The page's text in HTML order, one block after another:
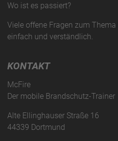
KONTAKT
McFire
Der mobile Brandschutz-Trainer
Alte Ellinghauser Straße 16
44339 Dortmund
Wo ist es passiert?
Viele offene Fragen zum Thema
einfach und verständlich.